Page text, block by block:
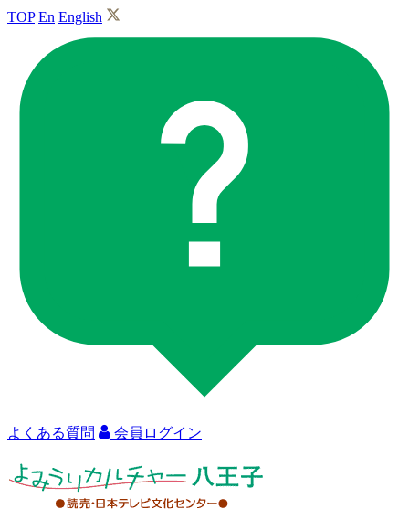
TOP En English
よくある質問 会員ログイン